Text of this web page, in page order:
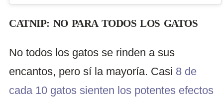
CATNIP: NO PARA TODOS LOS GATOS
No todos los gatos se rinden a sus
encantos, pero sí la mayoría. Casi 8 de
cada 10 gatos sienten los potentes efectos